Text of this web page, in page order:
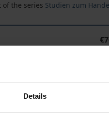
Details
the series Studien zum
Depending on the delivery